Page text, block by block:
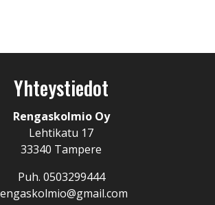
Yhteystiedot
Rengaskolmio Oy
Lehtikatu 17
33340 Tampere
Puh. 0503299444